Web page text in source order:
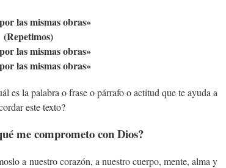
las mismas obras»
(Repetimos)
las mismas obras»
las mismas obras»
es la palabra o frase o párrafo o actitud que te ayuda a
este texto?
me comprometo con Dios?
a nuestro corazón, a nuestro cuerpo, mente, alma y